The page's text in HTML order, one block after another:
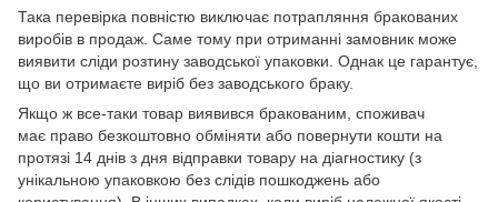
Така перевірка повністю виключає потрапляння бракованих
виробів в продаж. Саме тому при отриманні замовник може
виявити сліди розтину заводської упаковки. Однак це гарантує,
що ви отримаєте виріб без заводського браку.
Якщо ж все-таки товар виявився бракованим, споживач
має право безкоштовно обміняти або повернути кошти на
протязі 14 днів з дня відправки товару на діагностику (з
унікальною упаковкою без слідів пошкоджень або